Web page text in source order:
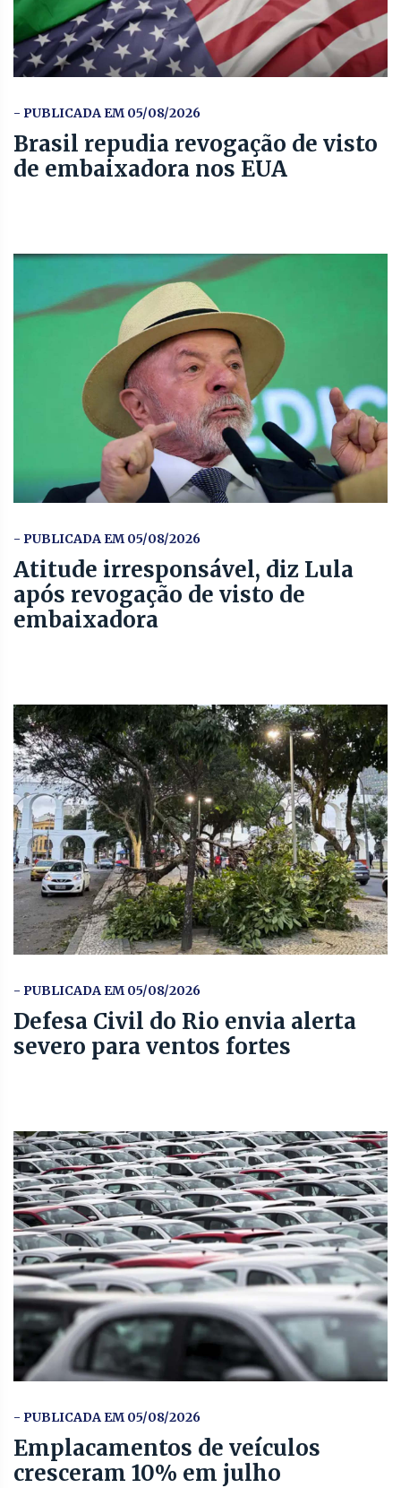
- PUBLICADA EM 05/08/2026
Brasil repudia revogação de visto
de embaixadora nos EUA
- PUBLICADA EM 05/08/2026
Atitude irresponsável, diz Lula
após revogação de visto de
embaixadora
- PUBLICADA EM 05/08/2026
Defesa Civil do Rio envia alerta
severo para ventos fortes
- PUBLICADA EM 05/08/2026
Emplacamentos de veículos
cresceram 10% em julho